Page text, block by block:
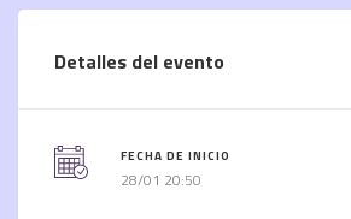
Detalles del evento
FECHA DE INICIO
28/01 20:50